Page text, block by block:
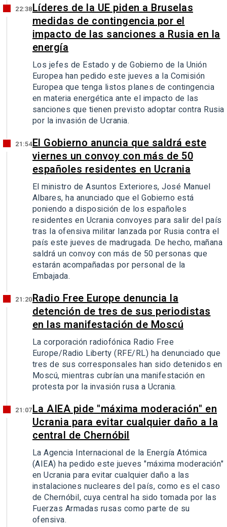
22:38Líderes de la UE piden a Bruselas
medidas de contingencia por el
impacto de las sanciones a Rusia en la
energía
Los jefes de Estado y de Gobierno de la Unión
Europea han pedido este jueves a la Comisión
Europea que tenga listos planes de contingencia
en materia energética ante el impacto de las
sanciones que tienen previsto adoptar contra Rusia
por la invasión de Ucrania.
21:54El Gobierno anuncia que saldrá este
viernes un convoy con más de 50
españoles residentes en Ucrania
El ministro de Asuntos Exteriores, José Manuel
Albares, ha anunciado que el Gobierno está
poniendo a disposición de los españoles
residentes en Ucrania convoyes para salir del país
tras la ofensiva militar lanzada por Rusia contra el
país este jueves de madrugada. De hecho, mañana
saldrá un convoy con más de 50 personas que
estarán acompañadas por personal de la
Embajada.
21:20Radio Free Europe denuncia la
detención de tres de sus periodistas
en las manifestación de Moscú
La corporación radiofónica Radio Free
Europe/Radio Liberty (RFE/RL) ha denunciado que
tres de sus corresponsales han sido detenidos en
Moscú, mientras cubrían una manifestación en
protesta por la invasión rusa a Ucrania.
21:07La AIEA pide "máxima moderación" en
Ucrania para evitar cualquier daño a la
central de Chernóbil
La Agencia Internacional de la Energía Atómica
(AIEA) ha pedido este jueves "máxima moderación"
en Ucrania para evitar cualquier daño a las
instalaciones nucleares del país, como es el caso
de Chernóbil, cuya central ha sido tomada por las
Fuerzas Armadas rusas como parte de su
ofensiva.